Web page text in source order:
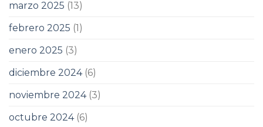
marzo 2025 (13)
febrero 2025 (1)
enero 2025 (3)
diciembre 2024(6)
noviembre 2024(3)
octubre 2024(6)